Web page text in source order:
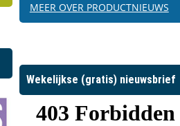
MEER OVER PRODUCTNIEUWS
Wekelijkse (gratis) nieuwsbrief